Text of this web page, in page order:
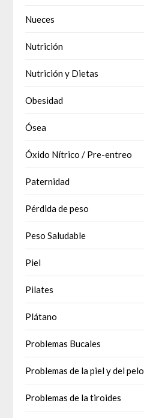
Nueces
Nutrición
Nutrición y Dietas
Obesidad
Ósea
Óxido Nítrico / Pre-entreo
Paternidad
Pérdida de peso
Peso Saludable
Piel
Pilates
Plátano
Problemas Bucales
Problemas de la piel y del pelo
Problemas de la tiroides